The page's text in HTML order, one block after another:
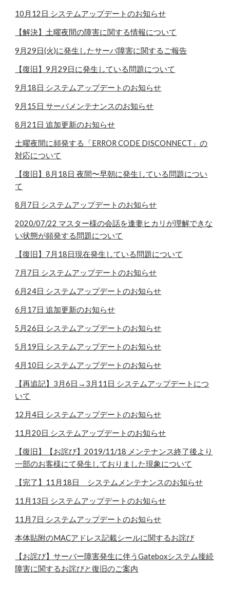
10月12日 システムアップデートのお知らせ
【解決】土曜夜間の障害に関する情報について
9月29日(火)に発生したサーバ障害に関するご報告
【復旧】9月29日に発生している問題について
9月18日 システムアップデートのお知らせ
9月15日 サーバメンテナンスのお知らせ
8月21日 追加更新のお知らせ
土曜夜間に頻発する「ERROR CODE DISCONNECT」の
対応について
【復旧】8月18日 夜間〜早朝に発生している問題につい
て
8月7日 システムアップデートのお知らせ
2020/07/22 マスター様の会話を逢妻ヒカリが理解できな
い状態が頻発する問題について
【復旧】7月18日現在発生している問題について
7月7日 システムアップデートのお知らせ
6月24日 システムアップデートのお知らせ
6月17日 追加更新のお知らせ
5月26日 システムアップデートのお知らせ
5月19日 システムアップデートのお知らせ
4月10日 システムアップデートのお知らせ
【再追記】3月6日→3月11日 システムアップデートにつ
いて
12月4日 システムアップデートのお知らせ
11月20日 システムアップデートのお知らせ
【復旧】【お詫び】2019/11/18 メンテナンス終了後より
一部のお客様にて発生しておりました現象について
【完了】11月18日 システムメンテナンスのお知らせ
11月13日 システムアップデートのお知らせ
11月7日 システムアップデートのお知らせ
本体貼附のMACアドレス記載シールに関するお詫び
【お詫び】サーバー障害発生に伴うGateboxシステム接続
障害に関するお詫びと復旧のご案内